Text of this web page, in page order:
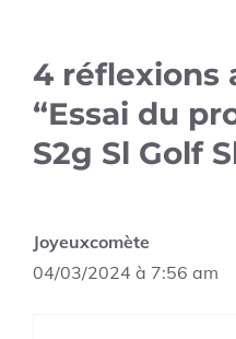
4 réflexions
“Essai du
S2g Sl Golf
Joyeuxcomète
04/03/2024 à 7:56 am